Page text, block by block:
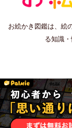
お絵かき図鑑は、絵
る知識